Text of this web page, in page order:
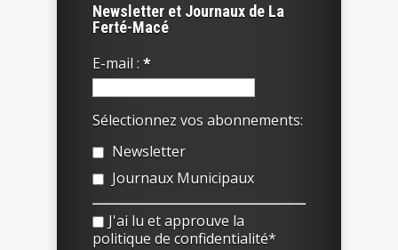
Newsletter et Journaux de La
Ferté-Macé
E-mail : *
Sélectionnez vos abonnements:
Newsletter
Journaux Municipaux
J'ai lu et approuve la
politique de confidentialité*